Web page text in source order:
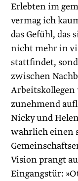
Erlebten im
vermag ich
das Gefühl, das
nicht mehr in
stattfindet,
zwischen
zunehmend
Nicky und
wahrlich einen
Vision prangt
Eingangstür: